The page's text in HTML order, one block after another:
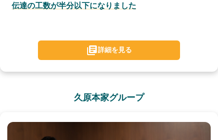
伝達の工数が半分以下になりました
詳細を見る
久原本家グループ